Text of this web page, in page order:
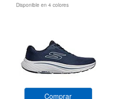
Disponible en 4 colores
Comprar